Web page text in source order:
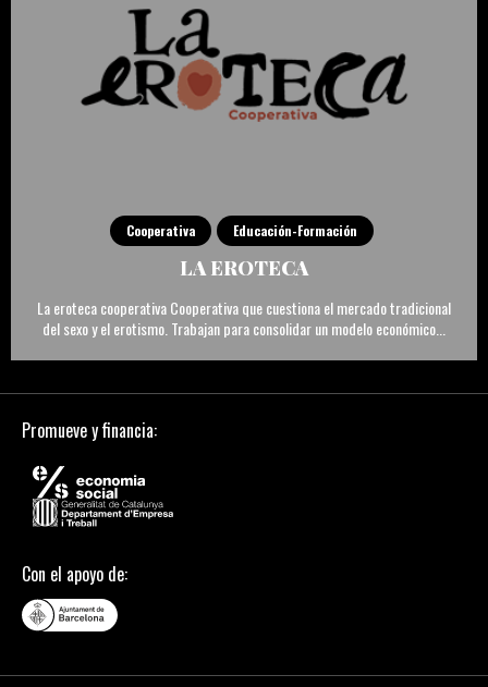
Cooperativa Educación-Formación
LA EROTECA
La eroteca cooperativa Cooperativa que cuestiona el mercado tradicional
del sexo y el erotismo. Trabajan para consolidar un modelo económico...
Promueve y financia:
Con el apoyo de: